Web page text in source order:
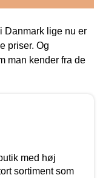
Danmark lige nu er
priser. Og
man kender fra de
med høj
sortiment som